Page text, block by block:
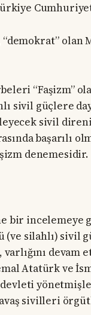
olan
“Faşizm”
sivil güçlere
sivil
başarılı
denemesidir.
bir incelemeye
silahlı) sivil
devam
Atatürk ve
sivilleri